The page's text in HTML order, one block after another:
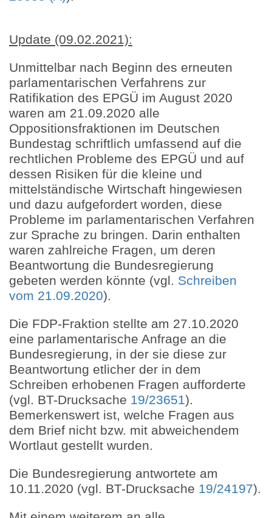
Update (09.02.2021):
Unmittelbar nach Beginn des erneuten
parlamentarischen Verfahrens zur
Ratifikation des EPGÜ im August 2020
waren am 21.09.2020 alle
Oppositionsfraktionen im Deutschen
Bundestag schriftlich umfassend auf die
rechtlichen Probleme des EPGÜ und auf
dessen Risiken für die kleine und
mittelständische Wirtschaft hingewiesen
und dazu aufgefordert worden, diese
Probleme im parlamentarischen Verfahren
zur Sprache zu bringen. Darin enthalten
waren zahlreiche Fragen, um deren
Beantwortung die Bundesregierung
gebeten werden könnte (vgl. Schreiben
vom 21.09.2020).
Die FDP-Fraktion stellte am 27.10.2020
eine parlamentarische Anfrage an die
Bundesregierung, in der sie diese zur
Beantwortung etlicher der in dem
Schreiben erhobenen Fragen aufforderte
(vgl. BT-Drucksache 19/23651).
Bemerkenswert ist, welche Fragen aus
dem Brief nicht bzw. mit abweichendem
Wortlaut gestellt wurden.
Die Bundesregierung antwortete am
10.11.2020 (vgl. BT-Drucksache 19/24197).